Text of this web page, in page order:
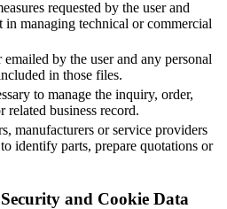
requested by the user and
in managing technical or commercial
by the user and any personal
in those files.
to manage the inquiry, order,
related business record.
manufacturers or service providers
identify parts, prepare quotations or
and Cookie Data